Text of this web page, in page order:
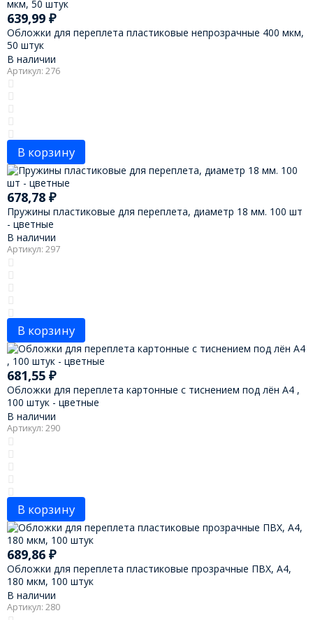
639,99 ₽
Обложки для переплета пластиковые непрозрачные 400 мкм,
50 штук
В наличии
Артикул: 276
В корзину
678,78 ₽
Пружины пластиковые для переплета, диаметр 18 мм. 100 шт
- цветные
В наличии
Артикул: 297
В корзину
681,55 ₽
Обложки для переплета картонные с тиснением под лён А4 ,
100 штук - цветные
В наличии
Артикул: 290
В корзину
689,86 ₽
Обложки для переплета пластиковые прозрачные ПВХ, А4,
180 мкм, 100 штук
В наличии
Артикул: 280